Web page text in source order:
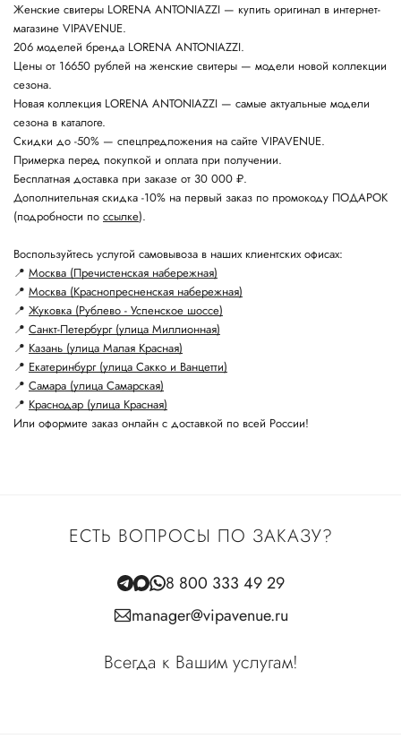
Женские свитеры LORENA ANTONIAZZI — купить оригинал в интернет-
магазине VIPAVENUE.
206 моделей бренда LORENA ANTONIAZZI.
Цены от 16650 рублей на женские свитеры — модели новой коллекции
сезона.
Новая коллекция LORENA ANTONIAZZI — самые актуальные модели
сезона в каталоге.
Скидки до -50% — спецпредложения на сайте VIPAVENUE.
Примерка перед покупкой и оплата при получении.
Бесплатная доставка при заказе от 30 000 ₽.
Дополнительная скидка -10% на первый заказ по промокоду ПОДАРОК
(подробности по ссылке).
Воспользуйтесь услугой самовывоза в наших клиентских офисах:
📍 Москва (Пречистенская набережная)
📍 Москва (Краснопресненская набережная)
📍 Жуковка (Рублево - Успенское шоссе)
📍 Санкт-Петербург (улица Миллионная)
📍 Казань (улица Малая Красная)
📍 Екатеринбург (улица Сакко и Ванцетти)
📍 Самара (улица Самарская)
📍 Краснодар (улица Красная)
Или оформите заказ онлайн с доставкой по всей России!
ЕСТЬ ВОПРОСЫ ПО ЗАКАЗУ?
8 800 333 49 29
manager@vipavenue.ru
Всегда к Вашим услугам!